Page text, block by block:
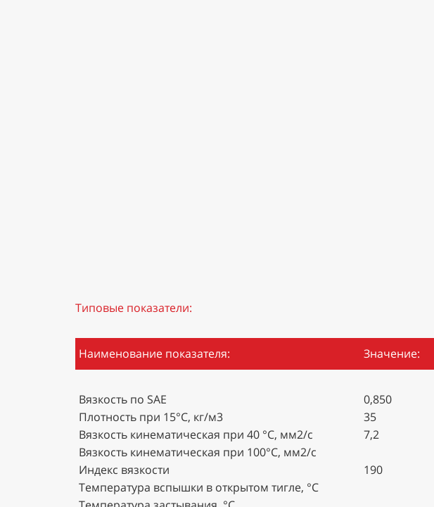
Типовые показатели:
Наименование показателя:
Вязкость по SAE
Плотность при 15°С, кг/м3
Вязкость кинематическая при 40 °С, мм2/с
Вязкость кинематическая при 100°С, мм2/с
Индекс вязкости
Температура вспышки в открытом тигле, °С
Значение:
0,850
35
7,2
190